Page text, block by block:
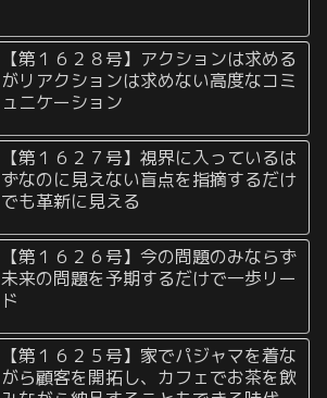
【第１６２８号】アクションは求める
がリアクションは求めない高度なコミ
ュニケーション
【第１６２７号】視界に入っているは
ずなのに見えない盲点を指摘するだけ
でも革新に見える
【第１６２６号】今の問題のみならず
未来の問題を予期するだけで一歩リー
ド
【第１６２５号】家でパジャマを着な
がら顧客を開拓し、カフェでお茶を飲